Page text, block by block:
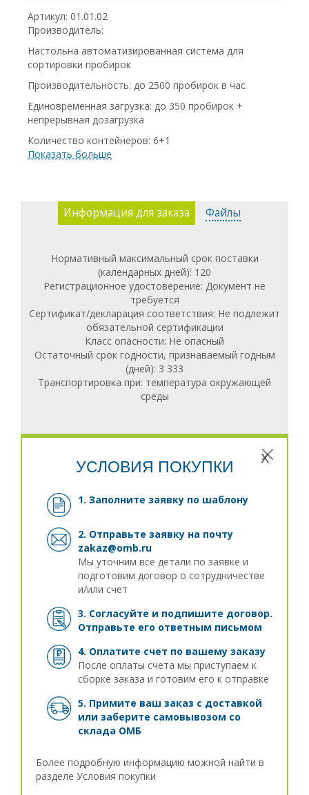
Артикул: 01.01.02
Производитель:
Настольна автоматизированная система для
сортировки пробирок
Производительность: до 2500 пробирок в час
Единовременная загрузка: до 350 пробирок +
непрерывная дозагрузка
Количество контейнеров: 6+1
Типы штрих-кода: Code 39, Code 93, Code 128 A/B/C,
Ethernet, RJ45, USB Memory
Показать больше
Информация для заказа Файлы
Нормативный максимальный срок поставки
(календарных дней): 120
Регистрационное удостоверение: Документ не
требуется
Сертификат/декларация соответствия: Не подлежит
обязательной сертификации
Класс опасности: Не опасный
Остаточный срок годности, признаваемый годным
(дней): 3 333
Транспортировка при: температура окружающей
среды
x
УСЛОВИЯ ПОКУПКИ
1. Заполните заявку по шаблону
2. Отправьте заявку на почту
zakaz@omb.ru
Мы уточним все детали по заявке и
подготовим договор о сотрудничестве
и/или счет
3. Согласуйте и подпишите договор.
Отправьте его ответным письмом
4. Оплатите счет по вашему заказу
После оплаты счета мы приступаем к
сборке заказа и готовим его к отправке
5. Примите ваш заказ с доставкой
или заберите самовывозом со
склада ОМБ
Более подробную информацию можной найти в
разделе Условия покупки